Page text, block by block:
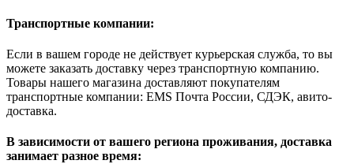
Транспортные компании:
Если в вашем городе не действует курьерская служба, то вы
можете заказать доставку через транспортную компанию.
Товары нашего магазина доставляют покупателям
транспортные компании: EMS Почта России, СДЭК, авито-
доставка.
В зависимости от вашего региона проживания, доставка
занимает разное время: